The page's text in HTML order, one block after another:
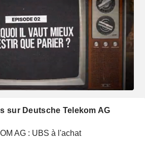
sur Deutsche Telekom AG
AG : UBS à l'achat